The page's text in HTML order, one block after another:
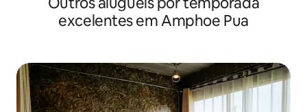
excelentes em Amphoe Pua